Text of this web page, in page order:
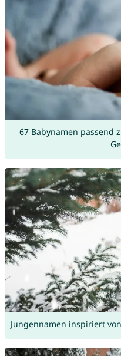
67 Babynamen passend
Jungennamen inspiriert